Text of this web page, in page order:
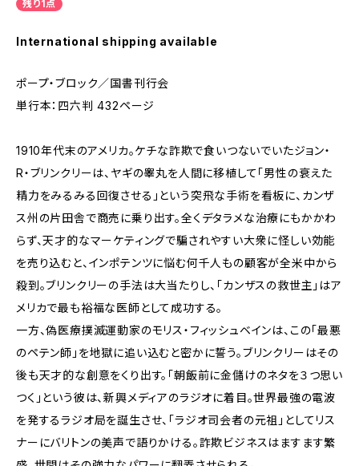
残り1点
International shipping available
ポープ・ブロック／国書刊行会
単行本：四六判 432ページ
1910年代末のアメリカ。ケチな詐欺で食いつないでいたジョン・
R・ブリンクリーは、ヤギの睾丸を人間に移植して「男性の衰えた
精力をみるみる回復させる」という突飛な手術を看板に、カンザ
ス州の片田舎で商売に乗り出す。全くデタラメな治療にもかかわ
らず、天才的なマーケティングで騙されやすい大衆に怪しい効能
を売り込むと、インポテンツに悩む何千人もの顧客が全米中から
殺到。ブリンクリーの手法は大当たりし、「カンザスの救世主」はア
メリカで最も裕福な医師として成功する。
一方、偽医療撲滅運動家のモリス・フィッシュベインは、この「最悪
のペテン師」を地獄に追い込むと密かに誓う。ブリンクリーはその
後も天才的な創意をくり出す。「朝飯前に金儲けのネタを３つ思い
つく」という彼は、新興メディアのラジオに着目。世界最強の電波
を発するラジオ局を誕生させ、「ラジオ司会者の元祖」としてリス
ナーにバリトンの美声で語りかける。詐欺ビジネスはますます繁